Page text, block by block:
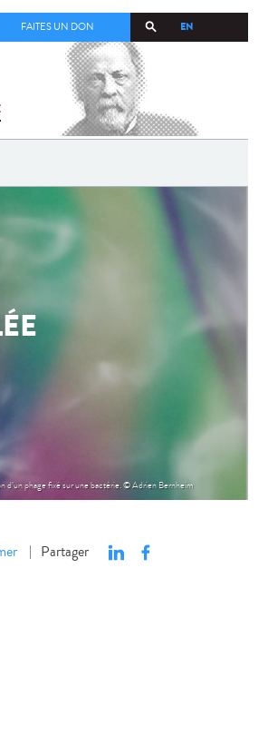
EN
FAITES UN DON
COV-2 /
L'INSTITUT
PASTEUR
d’un phage fixé sur une bactérie. © Adrien Bernheim
| Partager